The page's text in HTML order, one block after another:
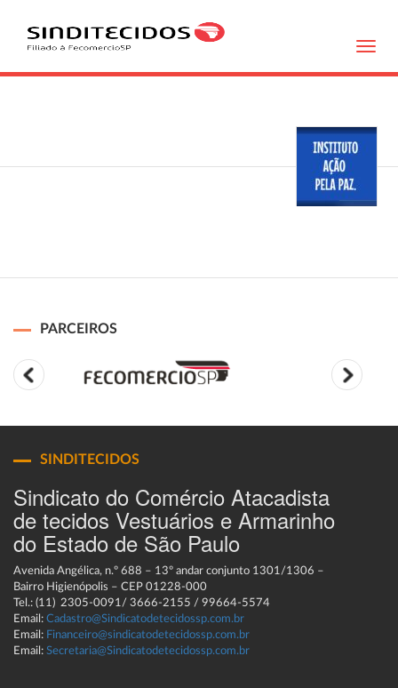
PARCEIROS
SINDITECIDOS
Sindicato do Comércio Atacadista
de tecidos Vestuários e Armarinho
do Estado de São Paulo
Avenida Angélica, n.º 688 – 13º andar conjunto 1301/1306 –
Bairro Higienópolis – CEP 01228-000
Tel.: (11) 2305-0091/ 3666-2155 / 99664-5574
Email: Cadastro@Sindicatodetecidossp.com.br
Email: Financeiro@sindicatodetecidossp.com.br
Email: Secretaria@Sindicatodetecidossp.com.br